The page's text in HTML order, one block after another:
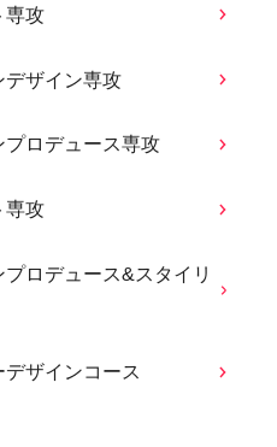
専攻
デザイン専攻
ロデュース専攻
専攻
ロデュース&スタイリ
ザインコース